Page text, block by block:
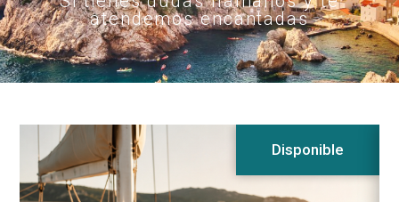
atendemos encantadas
Disponible